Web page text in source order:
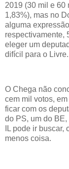
2019 (30 mil e 60
1,83%), mas no
alguma
respectivamente,
eleger um
difícil para o Livre.
O Chega não
cem mil votos,
ficar com os
do PS, um do
IL pode ir
menos coisa.